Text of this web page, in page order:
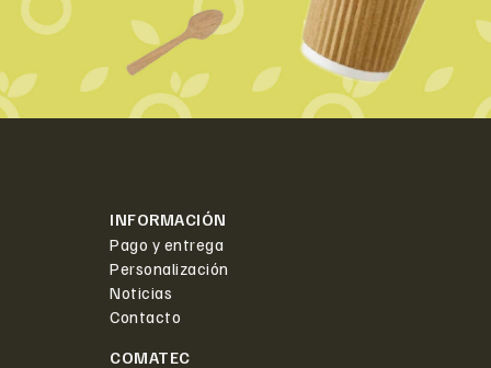
INFORMACIÓN
Pago y entrega
Personalización
Noticias
Contacto
COMATEC